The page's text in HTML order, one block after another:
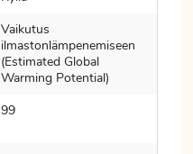
Vaikutus
ilmastonlämpenemiseen
(Estimated Global
Warming Potential)
99